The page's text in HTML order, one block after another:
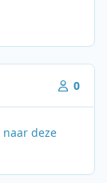
0
deze